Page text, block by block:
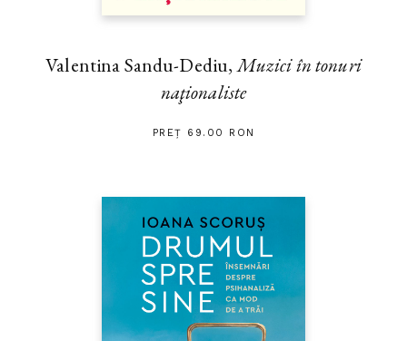
Valentina Sandu-Dediu,Muzici în tonuri
naţionaliste
PREȚ 69.00 RON